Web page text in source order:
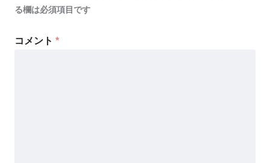
る欄は必須項目です
コメント *